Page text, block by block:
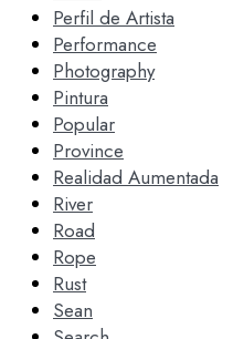
Perfil de Artista
Performance
Photography
Pintura
Popular
Province
Realidad Aumentada
River
Road
Rope
Rust
Sean